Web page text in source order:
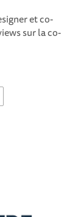
et co-
sur la co-